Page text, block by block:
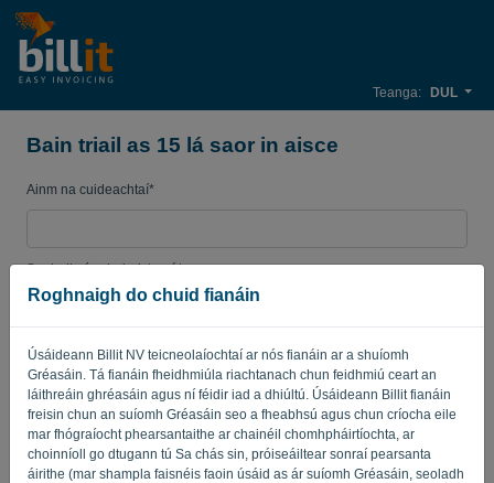
Roghnaigh do chuid fianáin
Úsáideann Billit NV teicneolaíochtaí ar nós fianáin ar a shuíomh
Gréasáin. Tá fianáin fheidhmiúla riachtanach chun feidhmiú ceart an
láithreáin ghréasáin agus ní féidir iad a dhiúltú. Úsáideann Billit fianáin
freisin chun an suíomh Gréasáin seo a fheabhsú agus chun críocha eile
mar fhógraíocht phearsantaithe ar chainéil chomhpháirtíochta, ar
choinníoll go dtugann tú Sa chás sin, próiseáiltear sonraí pearsanta
áirithe (mar shampla faisnéis faoin úsáid as ár suíomh Gréasáin, seoladh
Teanga: DUL
Bain triail as 15 lá saor in aisce
Ainm na cuideachtaí*
Seoladh ríomhphoist gnó*
Pasfhocal